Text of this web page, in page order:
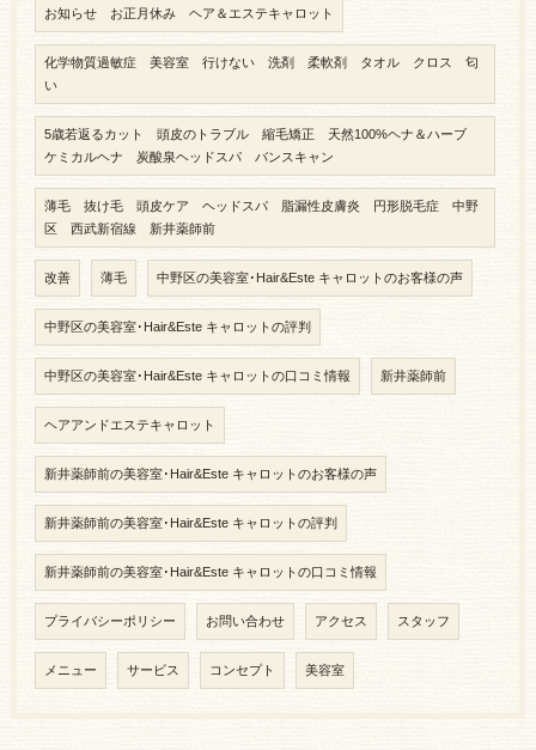
お知らせ お正月休み ヘア＆エステキャロット
化学物質過敏症 美容室 行けない 洗剤 柔軟剤 タオル クロス 匂
い
5歳若返るカット 頭皮のトラブル 縮毛矯正 天然100%ヘナ＆ハーブ
ケミカルヘナ 炭酸泉ヘッドスパ バンスキャン
薄毛 抜け毛 頭皮ケア ヘッドスパ 脂漏性皮膚炎 円形脱毛症 中野
区 西武新宿線 新井薬師前
改善 薄毛 中野区の美容室･Hair&Este キャロットのお客様の声
中野区の美容室･Hair&Este キャロットの評判
中野区の美容室･Hair&Este キャロットの口コミ情報 新井薬師前
ヘアアンドエステキャロット
新井薬師前の美容室･Hair&Este キャロットのお客様の声
新井薬師前の美容室･Hair&Este キャロットの評判
新井薬師前の美容室･Hair&Este キャロットの口コミ情報
プライバシーポリシー お問い合わせ アクセス スタッフ
メニュー サービス コンセプト 美容室